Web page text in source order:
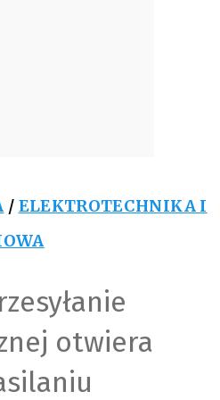
/ ELEKTROTECHNIKA I
otwiera